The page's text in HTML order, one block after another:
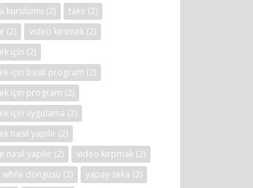
kurulumu (2) take (2)
(2) video kesmek (2)
için (2)
için basit program (2)
için program (2)
için uygulama (2)
nasıl yapılır (2)
yapılır (2) video kırpmak (2)
while döngüsü (2) yapay zeka (2)